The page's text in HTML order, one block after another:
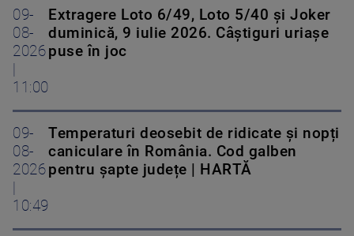
09-
08-
2026
|
11:00
Extragere Loto 6/49, Loto 5/40 și Joker
duminică, 9 iulie 2026. Câștiguri uriașe
puse în joc
09-
08-
2026
|
10:49
Temperaturi deosebit de ridicate și nopți
caniculare în România. Cod galben
pentru șapte județe | HARTĂ